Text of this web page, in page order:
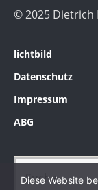
© 2025 Dietrich
lichtbild
Datenschutz
Impressum
ABG
Diese Website